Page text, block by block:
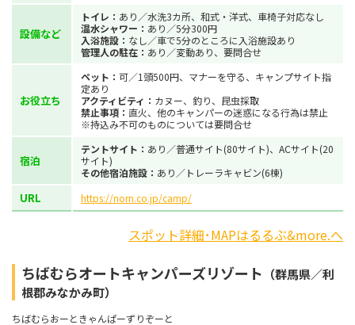
設備など
トイレ： あり／水洗3カ所、和式・洋式、車椅子対応なし
温水シャワー： あり／5分300円
入浴施設： なし／車で5分のところに入浴施設あり
管理人の駐在： あり／変動あり、要問合せ
お役立ち
ペット： 可／1頭500円、マナーを守る、キャンプサイト指
定あり
アクティビティ： カヌー、釣り、昆虫採取
禁止事項： 直火、他のキャンパーの迷惑になる行為は禁止
※持込み不可のものについては要問合せ
宿泊
テントサイト： あり／普通サイト(80サイト)、ACサイト(20
サイト)
その他宿泊施設： あり／トレーラキャビン(6棟)
URL https://norn.co.jp/camp/
スポット詳細･MAPはるるぶ&more.へ
ちばむらオートキャンパーズリゾート （群馬県／利
根郡みなかみ町）
ちばむらおーときゃんぱーずりぞーと